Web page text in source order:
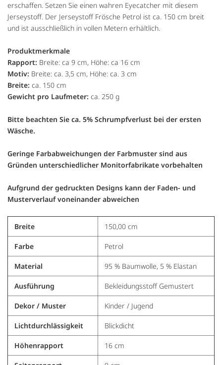
erschaffen. Setzen Sie einen wahren Eyecatcher mit diesem
Jerseystoff. Der Jerseystoff Frösche Petrol ist ca. 150 cm breit
und ist ausschließlich in vollen Metern erhältlich.
Produktmerkmale
Rapport: Breite: ca 9 cm, Höhe: ca 16 cm
Motiv: Breite: ca. 3,5 cm, Höhe: ca. 3 cm
Breite: ca. 150 cm
Gewicht pro Laufmeter: ca. 250 g
Bitte beachten Sie ca. 5% Schrumpfverlust bei der ersten
Wäsche.
Geringe Farbabweichungen der Farbmuster sind aus
Gründen unterschiedlicher Monitorfabrikate vorbehalten
Aufgrund der gedruckten Designs kann der Faden- und
Musterverlauf voneinander abweichen
Breite 150,00 cm
Farbe Petrol
Material 95 % Baumwolle, 5 % Elastan
Ausführung Bekleidungsstoff Gemustert
Dekor / Muster Kinder / Jugend
Lichtdurchlässigkeit Blickdicht
Höhenrapport 16 cm